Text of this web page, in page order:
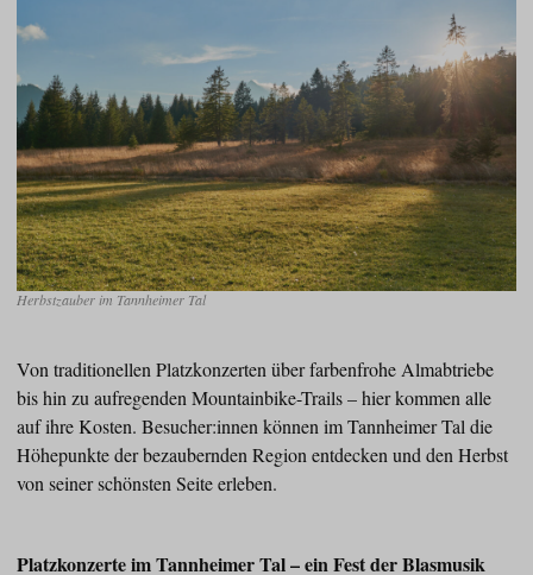
Herbstzauber im Tannheimer Tal
Von traditionellen Platzkonzerten über farbenfrohe Almabtriebe
bis hin zu aufregenden Mountainbike-Trails – hier kommen alle
auf ihre Kosten. Besucher:innen können im Tannheimer Tal die
Höhepunkte der bezaubernden Region entdecken und den Herbst
von seiner schönsten Seite erleben.
Platzkonzerte im Tannheimer Tal – ein Fest der Blasmusik